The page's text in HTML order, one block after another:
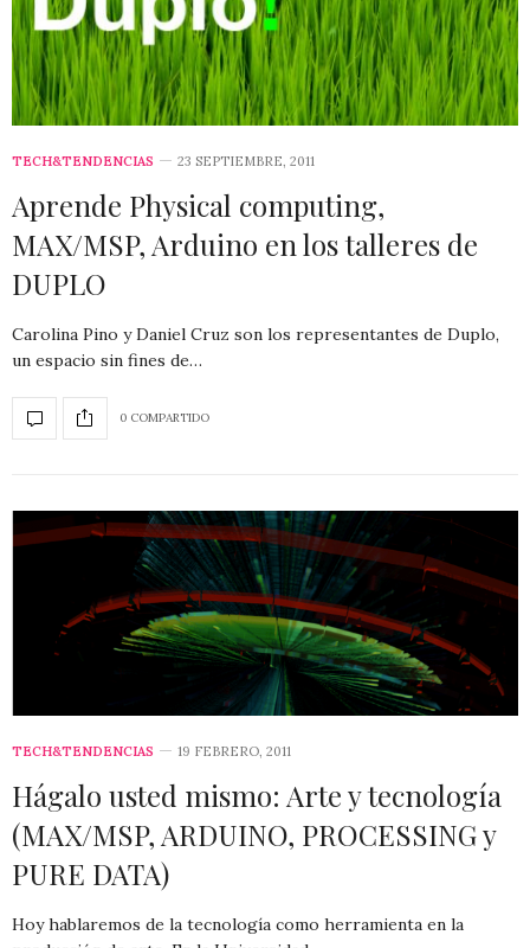
TECH&TENDENCIAS 23 SEPTIEMBRE, 2011
Aprende Physical computing,
MAX/MSP, Arduino en los talleres de
DUPLO
Carolina Pino y Daniel Cruz son los representantes de Duplo,
un espacio sin fines de…
0 COMPARTIDO
TECH&TENDENCIAS 19 FEBRERO, 2011
Hágalo usted mismo: Arte y tecnología
(MAX/MSP, ARDUINO, PROCESSING y
PURE DATA)
Hoy hablaremos de la tecnología como herramienta en la